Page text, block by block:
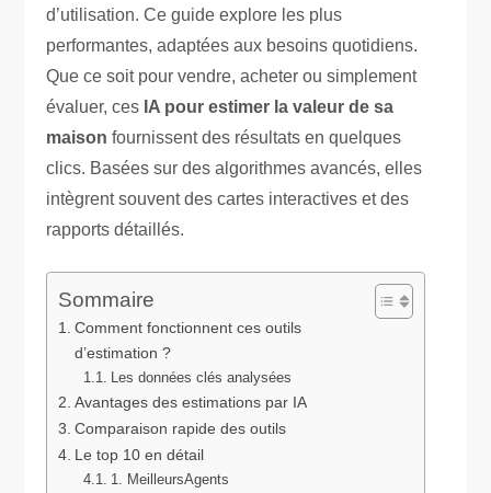
d’utilisation. Ce guide explore les plus
performantes, adaptées aux besoins quotidiens.
Que ce soit pour vendre, acheter ou simplement
évaluer, ces IA pour estimer la valeur de sa
maison fournissent des résultats en quelques
clics. Basées sur des algorithmes avancés, elles
intègrent souvent des cartes interactives et des
rapports détaillés.
Sommaire
Comment fonctionnent ces outils
d’estimation ?
Les données clés analysées
Avantages des estimations par IA
Comparaison rapide des outils
Le top 10 en détail
1. MeilleursAgents